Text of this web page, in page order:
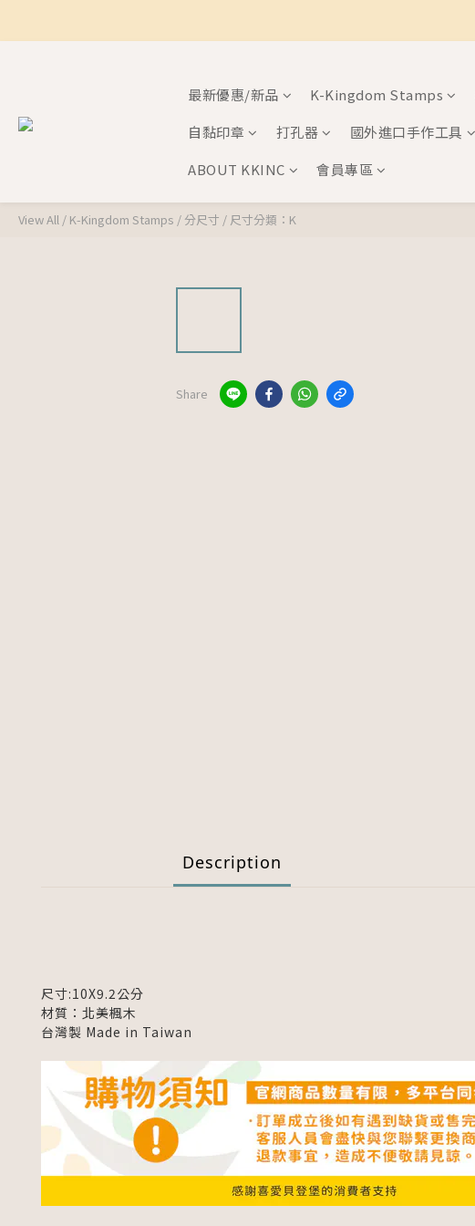
最新優惠/新品 K-Kingdom Stamps
自黏印章
打孔器 國外進口手作工具
ABOUT KKINC
會員專區
View All / K-Kingdom Stamps / 分尺寸 / 尺寸分類：K
Share
Description
尺寸:10X9.2公分
材質：北美楓木
台灣製 Made in Taiwan